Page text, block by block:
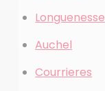
Longuenesse
Auchel
Courrieres